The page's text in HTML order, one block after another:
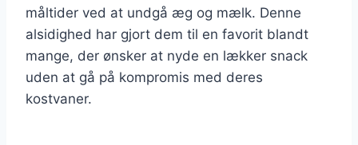
måltider ved at undgå æg og mælk. Denne
alsidighed har gjort dem til en favorit blandt
mange, der ønsker at nyde en lækker snack
uden at gå på kompromis med deres
kostvaner.